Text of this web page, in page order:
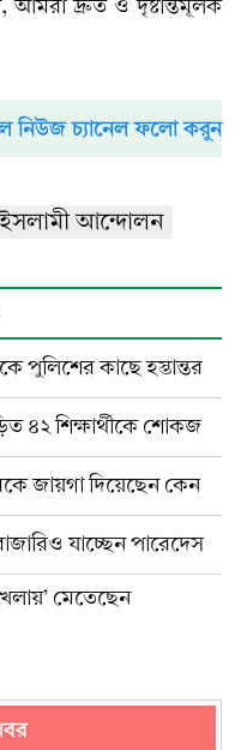
দ্রুত ও দৃষ্টান্তমূলক
নিউজ চ্যানেল ফলো করুন
ইসলামী আন্দোলন
পুলিশের কাছে হস্তান্তর
৪২ শিক্ষার্থীকে শোকজ
জায়গা দিয়েছেন কেন
যাচ্ছেন পারেদেস
মেতেছেন